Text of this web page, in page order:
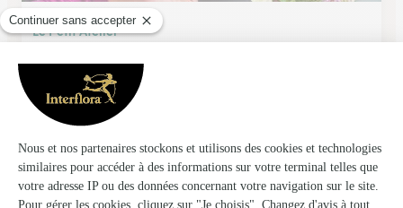
Le Petit Atelier
Signy le Petit
★4.9 (33)
15, Place de l'Eglise
Voir la boutique